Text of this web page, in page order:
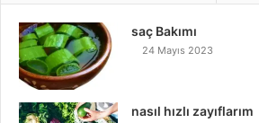
saç Bakımı
24 Mayıs 2023
nasıl hızlı zayıflarım